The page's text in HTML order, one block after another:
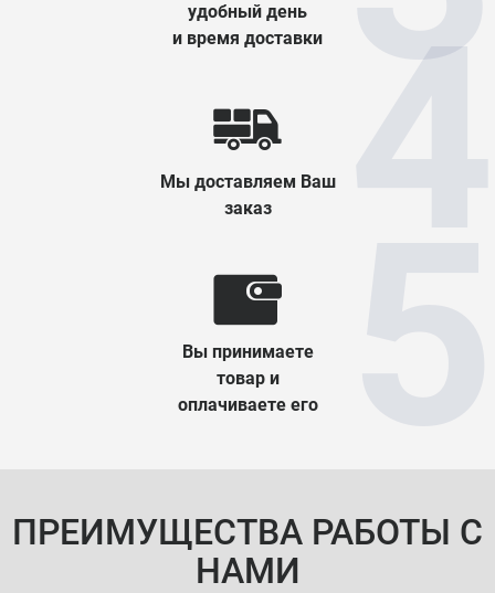
удобный день
и время доставки
Мы доставляем Ваш
заказ
Вы принимаете
товар и
оплачиваете его
ПРЕИМУЩЕСТВА РАБОТЫ С
НАМИ